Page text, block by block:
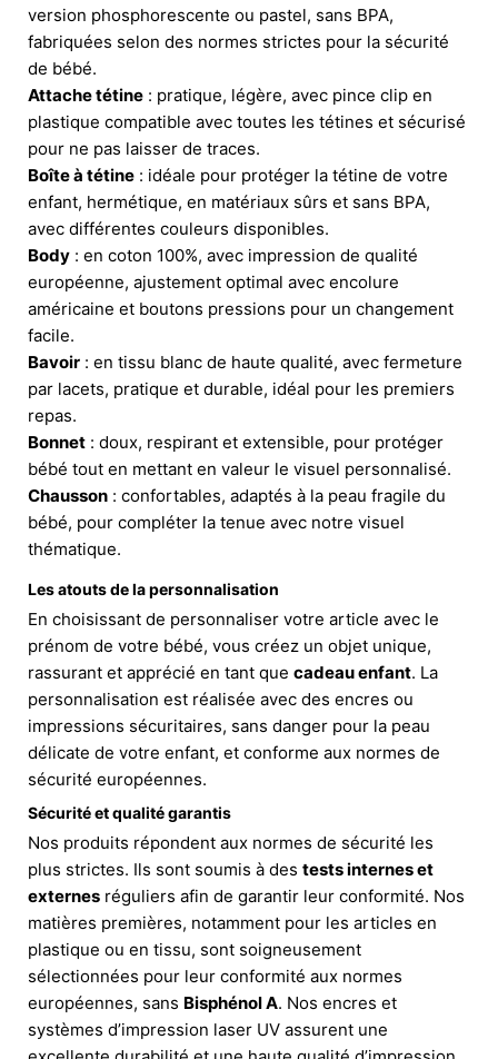
version phosphorescente ou pastel, sans BPA,
fabriquées selon des normes strictes pour la sécurité
de bébé.
Attache tétine : pratique, légère, avec pince clip en
plastique compatible avec toutes les tétines et sécurisé
pour ne pas laisser de traces.
Boîte à tétine : idéale pour protéger la tétine de votre
enfant, hermétique, en matériaux sûrs et sans BPA,
avec différentes couleurs disponibles.
Body : en coton 100%, avec impression de qualité
européenne, ajustement optimal avec encolure
américaine et boutons pressions pour un changement
facile.
Bavoir : en tissu blanc de haute qualité, avec fermeture
par lacets, pratique et durable, idéal pour les premiers
repas.
Bonnet : doux, respirant et extensible, pour protéger
bébé tout en mettant en valeur le visuel personnalisé.
Chausson : confortables, adaptés à la peau fragile du
bébé, pour compléter la tenue avec notre visuel
thématique.
Les atouts de la personnalisation
En choisissant de personnaliser votre article avec le
prénom de votre bébé, vous créez un objet unique,
rassurant et apprécié en tant que cadeau enfant. La
personnalisation est réalisée avec des encres ou
impressions sécuritaires, sans danger pour la peau
délicate de votre enfant, et conforme aux normes de
sécurité européennes.
Sécurité et qualité garantis
Nos produits répondent aux normes de sécurité les
plus strictes. Ils sont soumis à des tests internes et
externes réguliers afin de garantir leur conformité. Nos
matières premières, notamment pour les articles en
plastique ou en tissu, sont soigneusement
sélectionnées pour leur conformité aux normes
européennes, sans Bisphénol A. Nos encres et
systèmes d’impression laser UV assurent une